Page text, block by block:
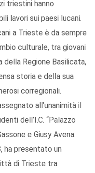
triestini hanno
lavori sui paesi lucani.
a Trieste è da sempre
culturale, tra giovani
Regione Basilicata,
storia e della sua
corregionali.
all’unanimità il
dell’I.C. “Palazzo
e Giusy Avena.
ha presentato un
di Trieste tra